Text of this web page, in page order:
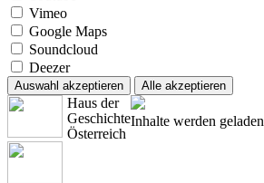
Vimeo
Google Maps
Soundcloud
Deezer
Auswahl akzeptieren Alle akzeptieren
Haus der
Geschichte
Österreich
Inhalte werden geladen